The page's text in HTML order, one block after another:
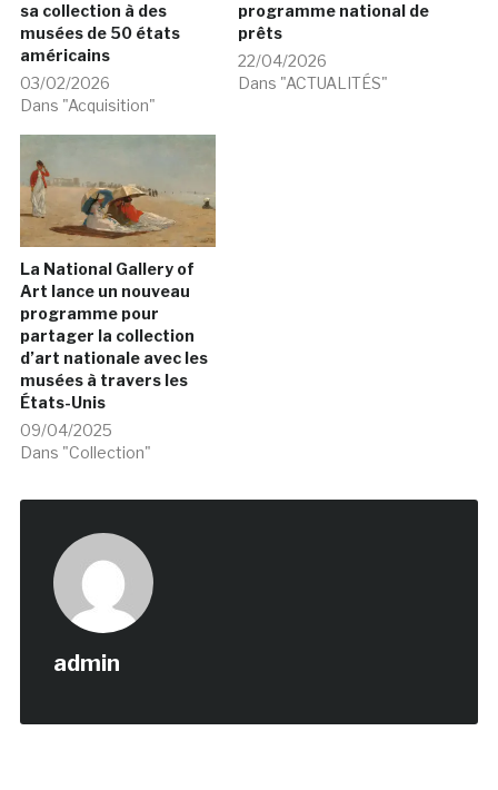
sa collection à des
musées de 50 états
américains
03/02/2026
Dans "Acquisition"
programme national de
prêts
22/04/2026
Dans "ACTUALITÉS"
La National Gallery of
Art lance un nouveau
programme pour
partager la collection
d’art nationale avec les
musées à travers les
États-Unis
09/04/2025
Dans "Collection"
admin